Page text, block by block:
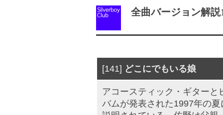
全曲バージョン解説
[141] どこにでもいる娘
アコースティック・ギター
バムが発表された1997年の